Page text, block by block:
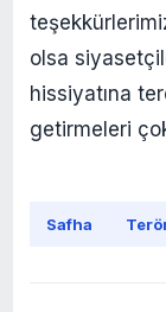
olsa
hissiyatına
getirmeleri
Safha